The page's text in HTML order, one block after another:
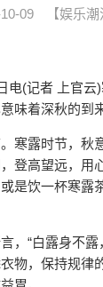
09 【娱乐潮
(记者 上官云)
味着深秋的到来
露时节，秋
登高望远，用
是饮一杯寒露
“白露身不露
物，保持规律